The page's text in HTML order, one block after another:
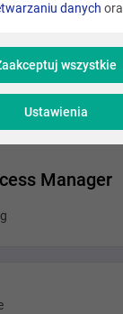
Manager
Manager
danych
wszystkie
Ustawienia